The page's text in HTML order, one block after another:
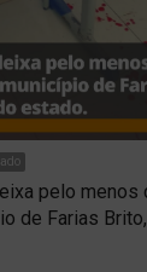
pelo menos
de Farias